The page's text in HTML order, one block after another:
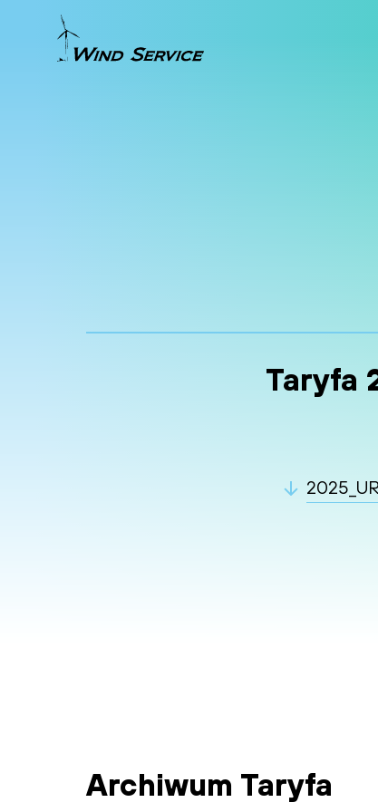
Taryfa
Archiwum Taryfa